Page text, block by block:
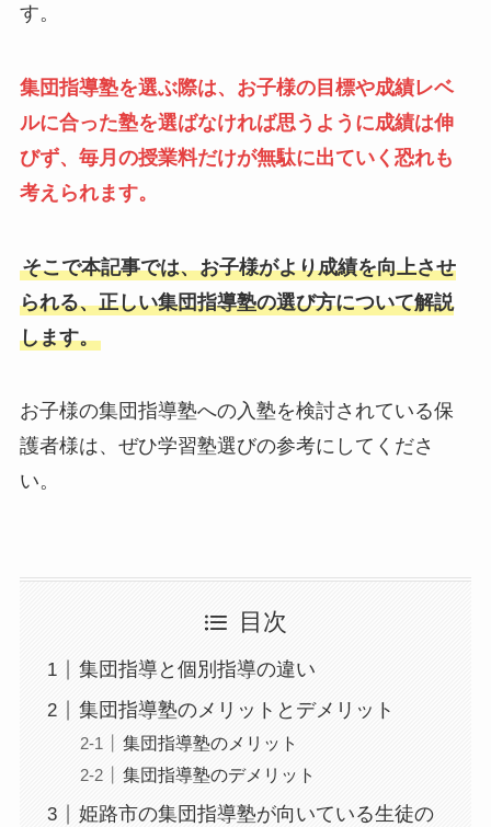
す。
集団指導塾を選ぶ際は、お子様の目標や成績レベ
ルに合った塾を選ばなければ思うように成績は伸
びず、毎月の授業料だけが無駄に出ていく恐れも
考えられます。
そこで本記事では、お子様がより成績を向上させ
られる、正しい集団指導塾の選び方について解説
します。
お子様の集団指導塾への入塾を検討されている保
護者様は、ぜひ学習塾選びの参考にしてくださ
い。
目次
集団指導と個別指導の違い
集団指導塾のメリットとデメリット
集団指導塾のメリット
集団指導塾のデメリット
姫路市の集団指導塾が向いている生徒の